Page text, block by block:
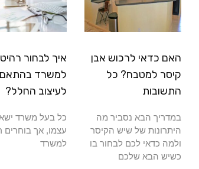
האם כדאי לרכוש אבן
קיסר למטבח? כל
התשובות
במדריך הבא נסביר מה
היתרונות של שיש הקיסר
ולמה כדאי לכם לבחור בו
כשיש הבא שלכם
איך לבחור
למשרד
לעיצוב החלל?
כל בעל משרד
עצמו, אך בוחרים
למשרד